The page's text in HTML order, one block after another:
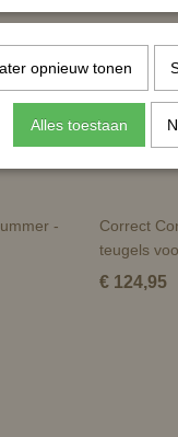
-
Correct
teugels
€ 124,95
opnieuw tonen
Alles toestaan